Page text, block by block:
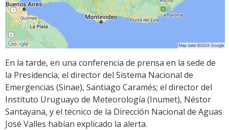
En la tarde, en una conferencia de prensa en la sede de
la Presidencia, el director del Sistema Nacional de
Emergencias (Sinae), Santiago Caramés; el director del
Instituto Uruguayo de Meteorología (Inumet), Néstor
Santayana, y el técnico de la Dirección Nacional de Aguas
José Valles habían explicado la alerta.